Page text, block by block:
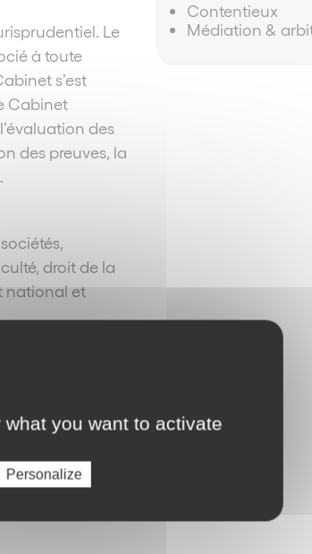
Le
à toute
s’est
Cabinet
des
des preuves, la
droit de la
national et
mesures
et voies
successions,
et durables;
ou
Contentieux
Médiation &
you want to activate
Personalize